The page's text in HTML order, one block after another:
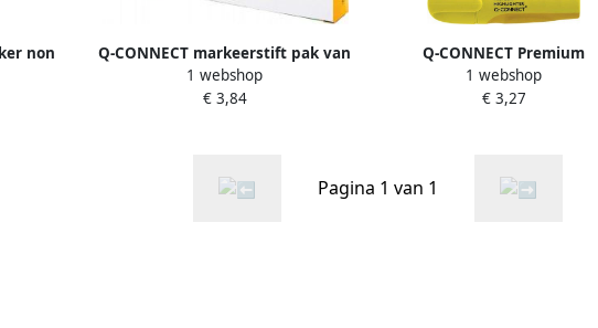
non
stuks in
Q-CONNECT markeerstift pak van
6 stuks in geassorteerde kleuren
1 webshop
€ 3,84
Q-CONNECT Premium
markeerstift geassorteerde
kleuren pak van 6 stuks
1 webshop
€ 3,27
Pagina 1 van 1